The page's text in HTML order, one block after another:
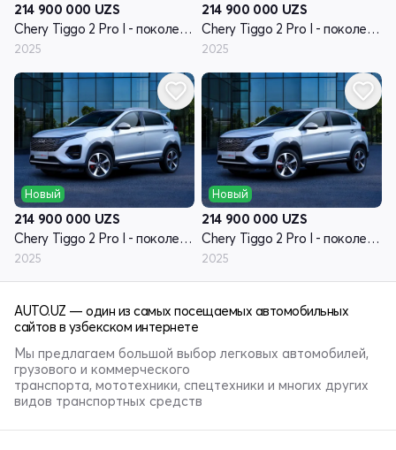
214 900 000 UZS
Chery Tiggo 2 Pro I - поколение рестайлинг
2025
214 900 000 UZS
Chery Tiggo 2 Pro I - поколение рестайлинг
2025
Новый
214 900 000 UZS
Chery Tiggo 2 Pro I - поколение рестайлинг
2025
Новый
214 900 000 UZS
Chery Tiggo 2 Pro I - поколение рестайлинг
2025
AUTO.UZ — один из самых посещаемых автомобильных
сайтов в узбекском интернете
Мы предлагаем большой выбор легковых автомобилей,
грузового и коммерческого
транспорта, мототехники, спецтехники и многих других
видов транспортных средств